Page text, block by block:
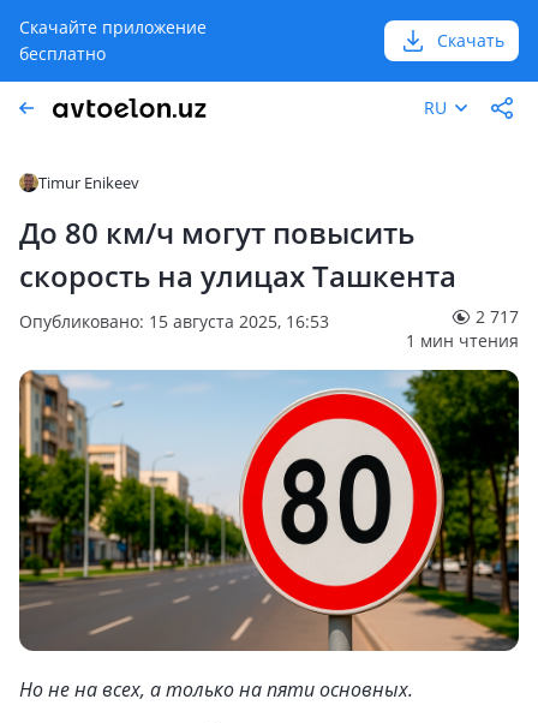
Скачайте приложение
бесплатно
Скачать
RU
Timur Enikeev
До 80 км/ч могут повысить
скорость на улицах Ташкента
Опубликовано: 15 августа 2025, 16:53
2 717
1 мин чтения
Но не на всех, а только на пяти основных.